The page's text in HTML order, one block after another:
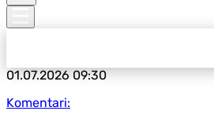
01.07.202609:30
Komentari: